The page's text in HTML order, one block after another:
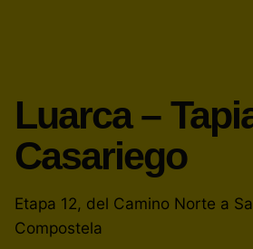
Luarca –
Casariego
Etapa 12, del Camino Norte a
Compostela